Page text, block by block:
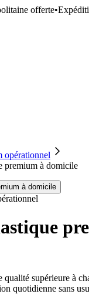
offerte•
opérationnel
premium à domicile
supérieure à
quotidienne sans